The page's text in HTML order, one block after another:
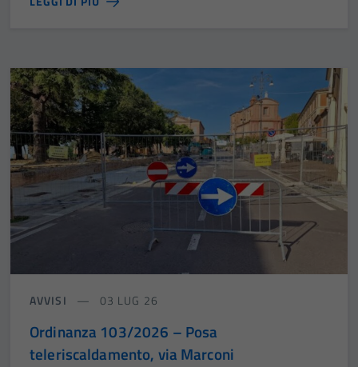
AVVISI 03 LUG 26
Ordinanza 103/2026 – Posa
teleriscaldamento, via Marconi
per il
funzionamento
del sito e non
possono
essere
disabilitati.
Questi cookie
non raccolgono
informazioni